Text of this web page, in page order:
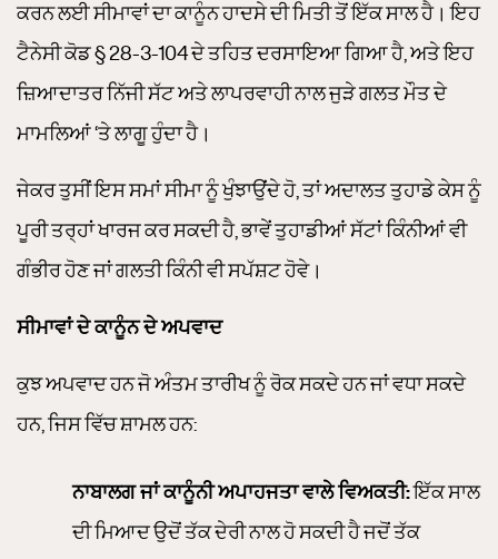
ਕਰਨ ਲਈ ਸੀਮਾਵਾਂ ਦਾ ਕਾਨੂੰਨ ਹਾਦਸੇ ਦੀ ਮਿਤੀ ਤੋਂ ਇੱਕ ਸਾਲ ਹੈ। ਇਹ
ਟੈਨੇਸੀ ਕੋਡ § 28-3-104 ਦੇ ਤਹਿਤ ਦਰਸਾਇਆ ਗਿਆ ਹੈ, ਅਤੇ ਇਹ
ਜ਼ਿਆਦਾਤਰ ਨਿੱਜੀ ਸੱਟ ਅਤੇ ਲਾਪਰਵਾਹੀ ਨਾਲ ਜੁੜੇ ਗਲਤ ਮੌਤ ਦੇ
ਮਾਮਲਿਆਂ ‘ਤੇ ਲਾਗੂ ਹੁੰਦਾ ਹੈ।
ਜੇਕਰ ਤੁਸੀਂ ਇਸ ਸਮਾਂ ਸੀਮਾ ਨੂੰ ਖੁੰਝਾਉਂਦੇ ਹੋ, ਤਾਂ ਅਦਾਲਤ ਤੁਹਾਡੇ ਕੇਸ ਨੂੰ
ਪੂਰੀ ਤਰ੍ਹਾਂ ਖਾਰਜ ਕਰ ਸਕਦੀ ਹੈ, ਭਾਵੇਂ ਤੁਹਾਡੀਆਂ ਸੱਟਾਂ ਕਿੰਨੀਆਂ ਵੀ
ਗੰਭੀਰ ਹੋਣ ਜਾਂ ਗਲਤੀ ਕਿੰਨੀ ਵੀ ਸਪੱਸ਼ਟ ਹੋਵੇ।
ਸੀਮਾਵਾਂ ਦੇ ਕਾਨੂੰਨ ਦੇ ਅਪਵਾਦ
ਕੁਝ ਅਪਵਾਦ ਹਨ ਜੋ ਅੰਤਮ ਤਾਰੀਖ ਨੂੰ ਰੋਕ ਸਕਦੇ ਹਨ ਜਾਂ ਵਧਾ ਸਕਦੇ
ਹਨ, ਜਿਸ ਵਿੱਚ ਸ਼ਾਮਲ ਹਨ:
ਨਾਬਾਲਗ ਜਾਂ ਕਾਨੂੰਨੀ ਅਪਾਹਜਤਾ ਵਾਲੇ ਵਿਅਕਤੀ:ਇੱਕ ਸਾਲ
ਦੀ ਮਿਆਦ ਉਦੋਂ ਤੱਕ ਦੇਰੀ ਨਾਲ ਹੋ ਸਕਦੀ ਹੈ ਜਦੋਂ ਤੱਕ